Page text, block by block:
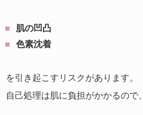
肌の凹凸
色素沈着
を引き起こすリスクがあります。
自己処理は肌に負担がかかるので、